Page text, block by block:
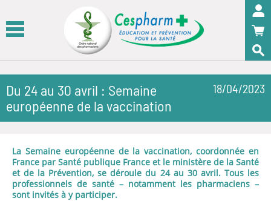
Du 24 au 30 avril : Semaine
européenne de la vaccination
18/04/2023
La Semaine européenne de la vaccination, coordonnée en
France par Santé publique France et le ministère de la Santé
et de la Prévention, se déroule du 24 au 30 avril. Tous les
professionnels de santé – notamment les pharmaciens –
sont invités à y participer.